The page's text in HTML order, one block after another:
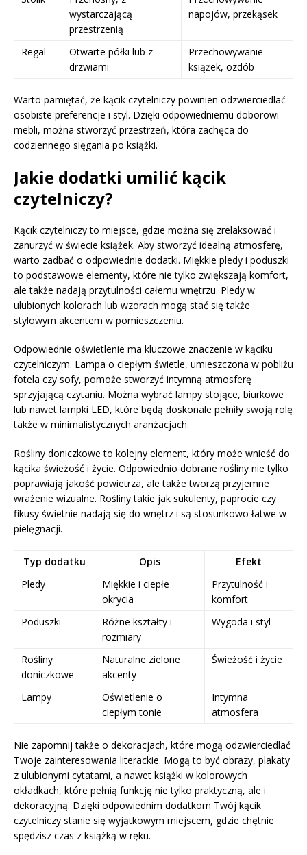
wystarczającą
przestrzenią
napojów, przekąsek
Regal
Otwarte półki lub z
drzwiami
Przechowywanie
książek, ozdób
Warto pamiętać, że kącik czytelniczy powinien odzwierciedlać
osobiste preferencje i styl. Dzięki odpowiedniemu doborowi
mebli, można stworzyć przestrzeń, która zachęca do
codziennego sięgania po książki.
Jakie dodatki umilić kącik
czytelniczy?
Kącik czytelniczy to miejsce, gdzie można się zrelaksować i
zanurzyć w świecie książek. Aby stworzyć idealną atmosferę,
warto zadbać o odpowiednie dodatki. Miękkie pledy i poduszki
to podstawowe elementy, które nie tylko zwiększają komfort,
ale także nadają przytulności całemu wnętrzu. Pledy w
ulubionych kolorach lub wzorach mogą stać się także
stylowym akcentem w pomieszczeniu.
Odpowiednie oświetlenie ma kluczowe znaczenie w kąciku
czytelniczym. Lampa o ciepłym świetle, umieszczona w pobliżu
fotela czy sofy, pomoże stworzyć intymną atmosferę
sprzyjającą czytaniu. Można wybrać lampy stojące, biurkowe
lub nawet lampki LED, które będą doskonale pełniły swoją rolę
także w minimalistycznych aranżacjach.
Rośliny doniczkowe to kolejny element, który może wnieść do
kącika świeżość i życie. Odpowiednio dobrane rośliny nie tylko
poprawiają jakość powietrza, ale także tworzą przyjemne
wrażenie wizualne. Rośliny takie jak sukulenty, paprocie czy
fikusy świetnie nadają się do wnętrz i są stosunkowo łatwe w
pielęgnacji.
Typ dodatku Opis
Efekt
Pledy
Miękkie i ciepłe
okrycia
Przytulność i
komfort
Poduszki
Różne kształty i
rozmiary
Wygoda i styl
Rośliny
doniczkowe
Naturalne zielone
akcenty
Świeżość i życie
Lampy
Oświetlenie o
ciepłym tonie
Intymna
atmosfera
Nie zapomnij także o dekoracjach, które mogą odzwierciedlać
Twoje zainteresowania literackie. Mogą to być obrazy, plakaty
z ulubionymi cytatami, a nawet książki w kolorowych
okładkach, które pełnią funkcję nie tylko praktyczną, ale i
dekoracyjną. Dzięki odpowiednim dodatkom Twój kącik
czytelniczy stanie się wyjątkowym miejscem, gdzie chętnie
spędzisz czas z książką w ręku.